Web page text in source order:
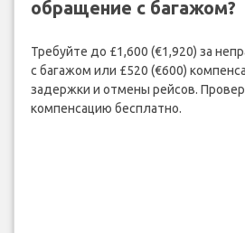
обращение с багажом?
Требуйте до £1,600 (€1,920) за
с багажом или £520 (€600)
задержки и отмены рейсов.
компенсацию бесплатно.